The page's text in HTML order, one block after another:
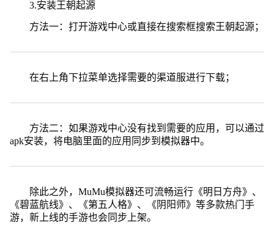
3.安装王朝起源
方法一：打开游戏中心或直接在搜索框搜索王朝起源；
在右上角下拉菜单选择需要的渠道服进行下载；
方法二：如果游戏中心没有找到需要的应用，可以通过
apk安装，将电脑里面的应用同步到模拟器中。
除此之外，MuMu模拟器还可流畅运行《明日方舟》、
《碧蓝航线》、《第五人格》、《阴阳师》等多款热门手
游，新上线的手游也会同步上架。